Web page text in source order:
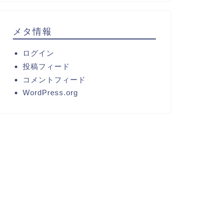
メタ情報
ログイン
投稿フィード
コメントフィード
WordPress.org